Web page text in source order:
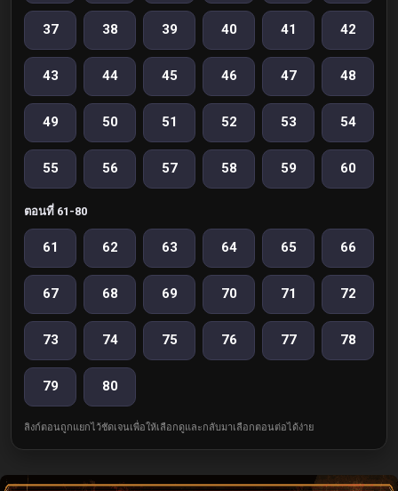
37 38 39 40 41 42
43 44 45 46 47 48
49 50 51 52 53 54
55 56 57 58 59 60
ตอนที่ 61-80
61 62 63 64 65 66
67 68 69 70 71 72
73 74 75 76 77 78
79 80
ลิงก์ตอนถูกแยกไว้ชัดเจนเพื่อให้เลือกดูและกลับมาเลือกตอนต่อได้ง่าย